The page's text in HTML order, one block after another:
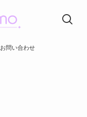
お問い合わせ